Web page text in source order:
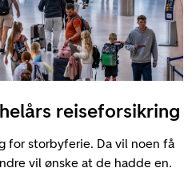
reiseforsikring
for storbyferie. Da vil noen få
vil ønske at de hadde en.